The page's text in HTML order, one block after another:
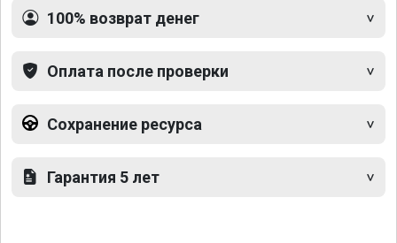
100% возврат денег
Оплата после проверки
Сохранение ресурса
Гарантия 5 лет